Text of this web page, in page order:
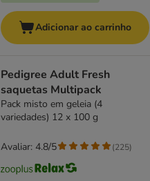
Adicionar ao carrinho
Pedigree Adult Fresh
saquetas Multipack
Pack misto em geleia (4
variedades) 12 x 100 g
Avaliar: 4.8/5 (225)